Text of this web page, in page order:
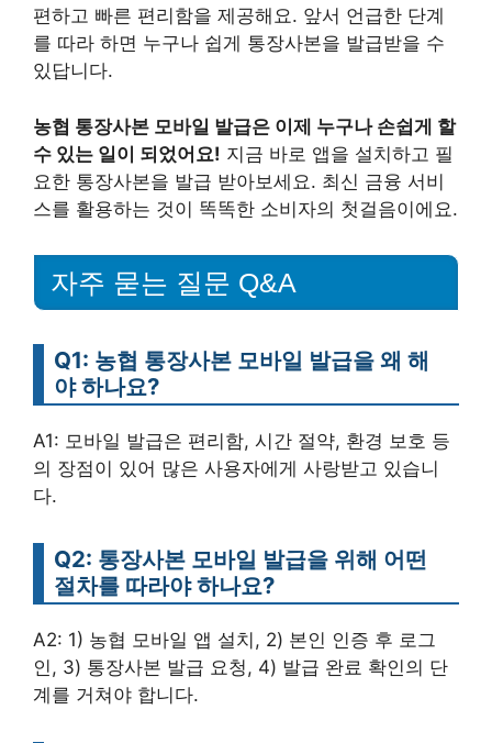
편하고 빠른 편리함을 제공해요. 앞서 언급한 단계
를 따라 하면 누구나 쉽게 통장사본을 발급받을 수
있답니다.
농협 통장사본 모바일 발급은 이제 누구나 손쉽게 할
수 있는 일이 되었어요! 지금 바로 앱을 설치하고 필
요한 통장사본을 발급 받아보세요. 최신 금융 서비
스를 활용하는 것이 똑똑한 소비자의 첫걸음이에요.
자주 묻는 질문 Q&A
Q1: 농협 통장사본 모바일 발급을 왜 해
야 하나요?
A1: 모바일 발급은 편리함, 시간 절약, 환경 보호 등
의 장점이 있어 많은 사용자에게 사랑받고 있습니
다.
Q2: 통장사본 모바일 발급을 위해 어떤
절차를 따라야 하나요?
A2: 1) 농협 모바일 앱 설치, 2) 본인 인증 후 로그
인, 3) 통장사본 발급 요청, 4) 발급 완료 확인의 단
계를 거쳐야 합니다.